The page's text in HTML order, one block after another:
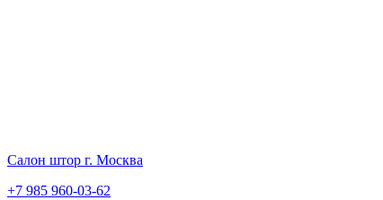
Салон штор г. Москва
+7 985 960-03-62